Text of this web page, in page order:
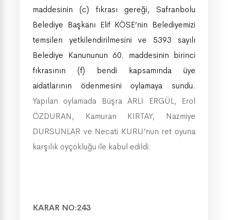
maddesinin (c) fıkrası gereği, Safranbolu
Belediye Başkanı Elif KÖSE’nin Belediyemizi
temsilen yetkilendirilmesini ve 5393 sayılı
Belediye Kanununun 60. maddesinin birinci
fıkrasının (f) bendi kapsamında üye
aidatlarının ödenmesini oylamaya sundu.
Yapılan oylamada Büşra ARLI ERGÜL, Erol
ÖZDURAN, Kamuran KIRTAY, Nazmiye
DURSUNLAR ve Necati KURU’nun ret oyuna
karşılık oyçokluğu ile kabul edildi.
KARAR NO:243